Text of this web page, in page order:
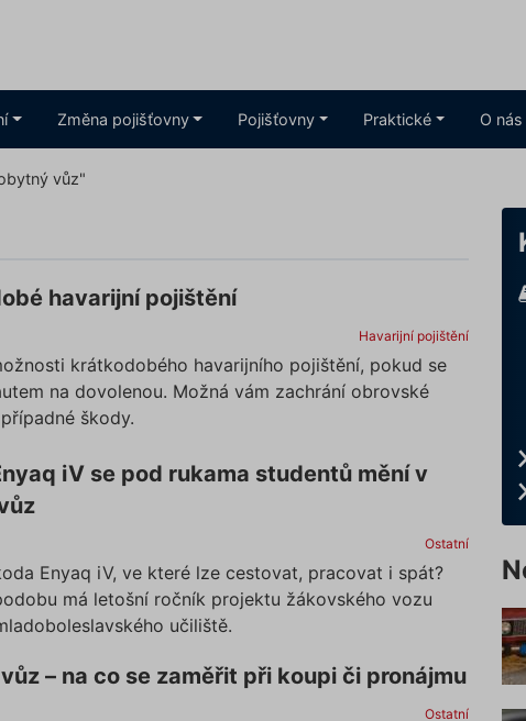
Změna pojišťovny Pojišťovny Praktické O nás
vůz"
havarijní pojištění
Havarijní pojištění
krátkodobého havarijního pojištění, pokud se
na dovolenou. Možná vám zachrání obrovské
škody.
iV se pod rukama studentů mění v
Ostatní
Enyaq iV, ve které lze cestovat, pracovat i spát?
má letošní ročník projektu žákovského vozu
učiliště.
– na co se zaměřit při koupi či pronájmu
Ostatní